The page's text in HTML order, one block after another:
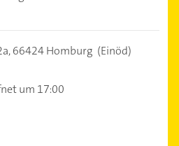
66424 Homburg (Einöd)
um 17:00